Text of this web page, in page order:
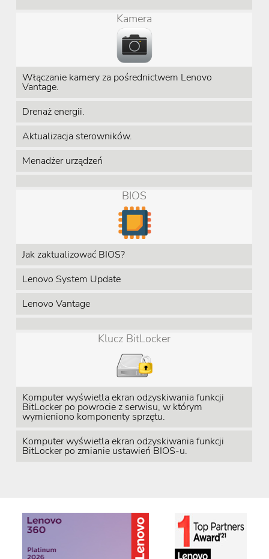
Kamera
Włączanie kamery za pośrednictwem Lenovo
Vantage.
Drenaż energii.
Aktualizacja sterowników.
Menadżer urządzeń
BIOS
Jak zaktualizować BIOS?
Lenovo System Update
Lenovo Vantage
Klucz BitLocker
Komputer wyświetla ekran odzyskiwania funkcji
BitLocker po powrocie z serwisu, w którym
wymieniono komponenty sprzętu.
Komputer wyświetla ekran odzyskiwania funkcji
BitLocker po zmianie ustawień BIOS-u.